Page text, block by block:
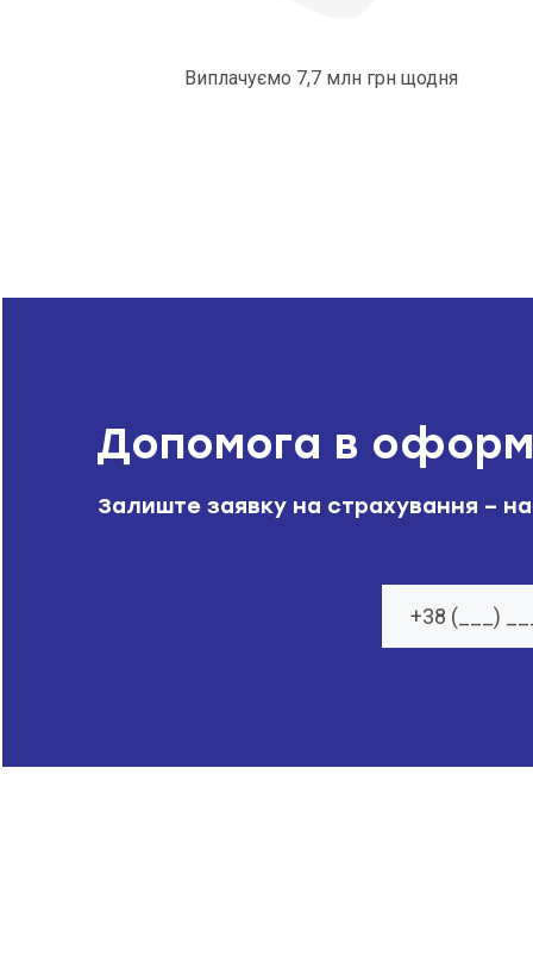
Виплачуємо 7,7 млн грн щодня
Допомога в
Залиште заявку на страхування –